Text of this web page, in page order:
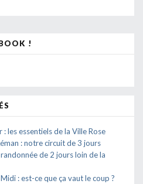
!
les essentiels de la Ville Rose
: notre circuit de 3 jours
de 2 jours loin de la
: est-ce que ça vaut le coup ?